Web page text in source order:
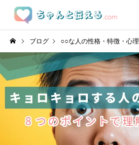
ブログ ○○な人の性格・特徴・心理